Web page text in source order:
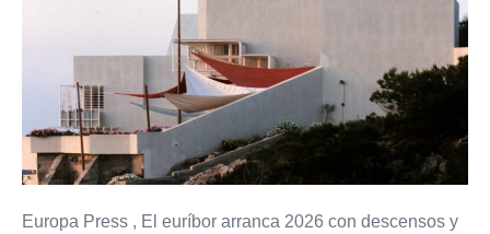
y
sigue
abaratando
las
Europa Press , El euríbor arranca 2026 con descensos y